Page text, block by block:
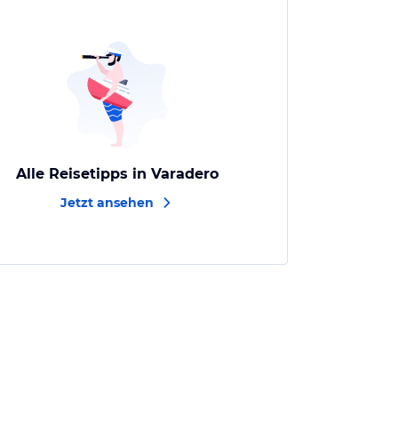
Alle Reisetipps in Varadero
Jetzt ansehen